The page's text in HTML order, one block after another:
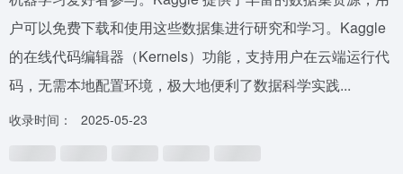
户可以免费下载和使用这些数据集进行研究和学习。Kaggle
的在线代码编辑器（Kernels）功能，支持用户在云端运行代
码，无需本地配置环境，极大地便利了数据科学实践...
收录时间： 2025-05-23